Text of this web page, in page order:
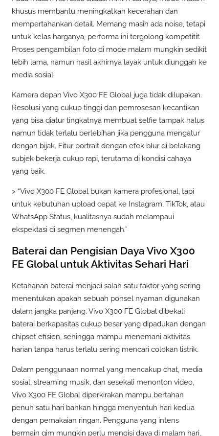
khusus membantu meningkatkan kecerahan dan
mempertahankan detail. Memang masih ada noise, tetapi
untuk kelas harganya, performa ini tergolong kompetitif.
Proses pengambilan foto di mode malam mungkin sedikit
lebih lama, namun hasil akhirnya layak untuk diunggah ke
media sosial.
Kamera depan Vivo X300 FE Global juga tidak dilupakan.
Resolusi yang cukup tinggi dan pemrosesan kecantikan
yang bisa diatur tingkatnya membuat selfie tampak halus
namun tidak terlalu berlebihan jika pengguna mengatur
dengan bijak. Fitur portrait dengan efek blur di belakang
subjek bekerja cukup rapi, terutama di kondisi cahaya
yang baik.
> “Vivo X300 FE Global bukan kamera profesional, tapi
untuk kebutuhan upload cepat ke Instagram, TikTok, atau
WhatsApp Status, kualitasnya sudah melampaui
ekspektasi di segmen menengah.”
Baterai dan Pengisian Daya Vivo X300
FE Global untuk Aktivitas Sehari Hari
Ketahanan baterai menjadi salah satu faktor yang sering
menentukan apakah sebuah ponsel nyaman digunakan
dalam jangka panjang. Vivo X300 FE Global dibekali
baterai berkapasitas cukup besar yang dipadukan dengan
chipset efisien, sehingga mampu menemani aktivitas
harian tanpa harus terlalu sering mencari colokan listrik.
Dalam penggunaan normal yang mencakup chat, media
sosial, streaming musik, dan sesekali menonton video,
Vivo X300 FE Global diperkirakan mampu bertahan
penuh satu hari bahkan hingga menyentuh hari kedua
dengan pemakaian ringan. Pengguna yang intens
bermain gim mungkin perlu mengisi daya di malam hari,